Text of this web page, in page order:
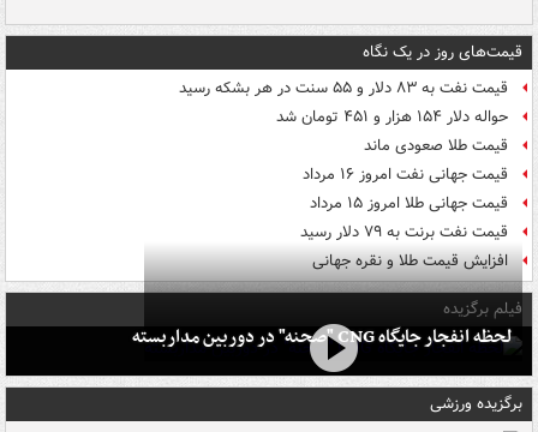
قیمت‌های روز در یک نگاه
قیمت نفت به ۸۳ دلار و ۵۵ سنت در هر بشکه رسید
حواله دلار ۱۵۴ هزار و ۴۵۱ تومان شد
قیمت طلا صعودی ماند
قیمت جهانی نفت امروز ۱۶ مرداد
قیمت جهانی طلا امروز ۱۵ مرداد
قیمت نفت برنت به ۷۹ دلار رسید
افزایش قیمت طلا و نقره جهانی
فیلم برگزیده
لحظه انفجار جایگاه CNG "صحنه" در دوربین مداربسته
برگزیده ورزشی